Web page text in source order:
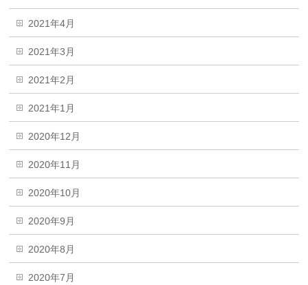
2021年4月
2021年3月
2021年2月
2021年1月
2020年12月
2020年11月
2020年10月
2020年9月
2020年8月
2020年7月